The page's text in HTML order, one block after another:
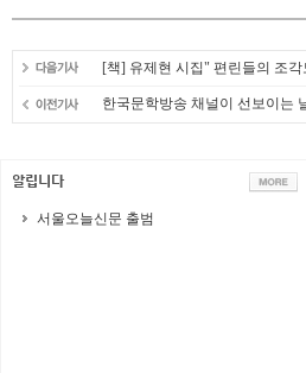
[책] 유제현 시집" 편린들의 조
한국문학방송 채널이 선보이는
서울오늘신문 출범